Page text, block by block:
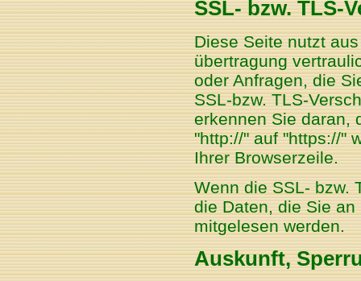
SSL- bzw. TLS-
Diese Seite nutzt
übertragung
oder Anfragen, die
SSL-bzw. TLS-
erkennen Sie daran,
"http://" auf "https://"
Ihrer Browserzeile.
Wenn die SSL- bzw.
die Daten, die Sie
mitgelesen werden.
Auskunft,